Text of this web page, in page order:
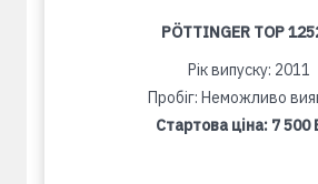
PÖTTINGER TOP
Рік випуску: 2011
Пробіг: Неможливо
Стартова ціна: 7 500